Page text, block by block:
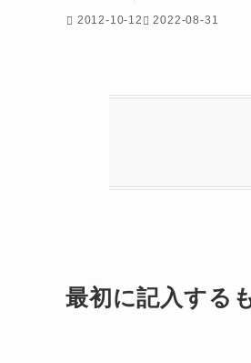
2012-10-12 2022-08-31
最初に記入する